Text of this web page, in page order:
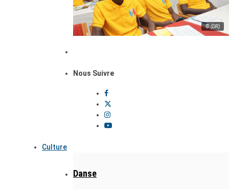
© (DR)
Nous Suivre
Culture
Danse